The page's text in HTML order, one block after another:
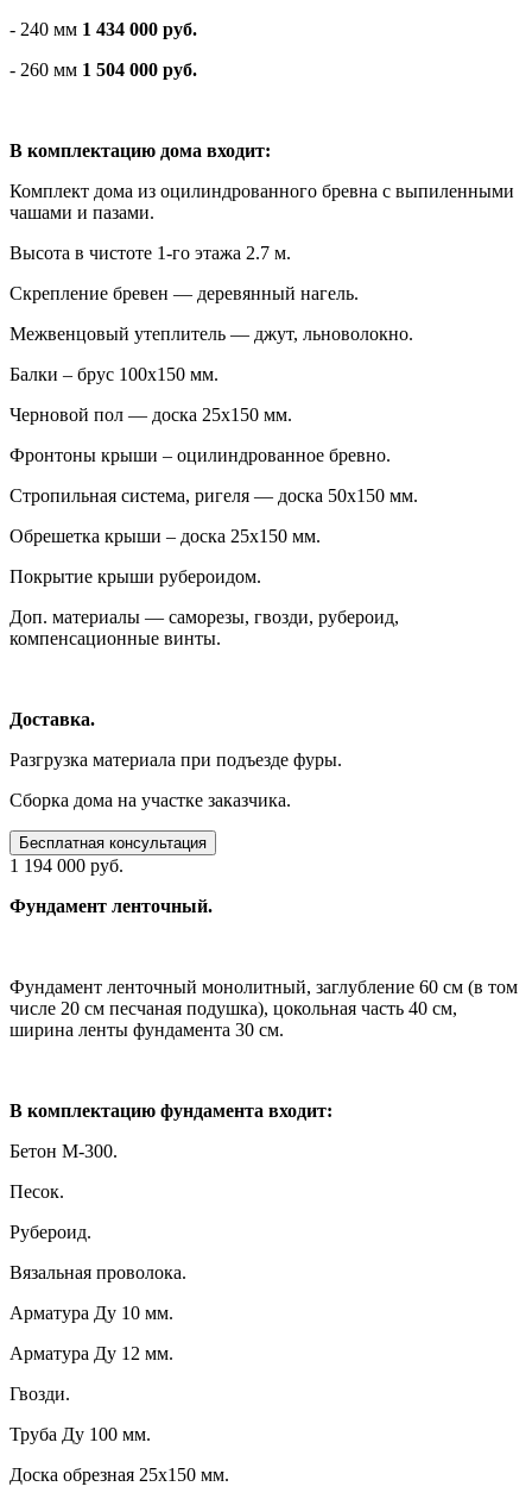
- 240 мм 1 434 000 руб.
- 260 мм 1 504 000 руб.
В комплектацию дома входит:
Комплект дома из оцилиндрованного бревна с выпиленными
чашами и пазами.
Высота в чистоте 1-го этажа 2.7 м.
Скрепление бревен — деревянный нагель.
Межвенцовый утеплитель — джут, льноволокно.
Балки – брус 100х150 мм.
Черновой пол — доска 25х150 мм.
Фронтоны крыши – оцилиндрованное бревно.
Стропильная система, ригеля — доска 50х150 мм.
Обрешетка крыши – доска 25х150 мм.
Покрытие крыши рубероидом.
Доп. материалы — саморезы, гвозди, рубероид,
компенсационные винты.
Доставка.
Разгрузка материала при подъезде фуры.
Сборка дома на участке заказчика.
Бесплатная консультация
1 194 000 руб.
Фундамент ленточный.
Фундамент ленточный монолитный, заглубление 60 см (в том
числе 20 см песчаная подушка), цокольная часть 40 см,
ширина ленты фундамента 30 см.
В комплектацию фундамента входит:
Бетон М-300.
Песок.
Рубероид.
Вязальная проволока.
Арматура Ду 10 мм.
Арматура Ду 12 мм.
Гвозди.
Труба Ду 100 мм.
Доска обрезная 25х150 мм.